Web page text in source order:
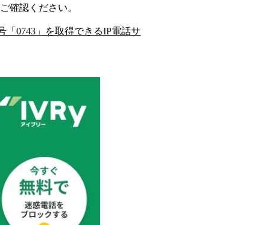
確認ください。
「 0743 」を取得できるIP電話サ